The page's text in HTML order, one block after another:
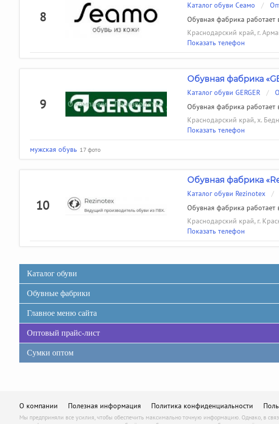
8
Каталог обуви Сеамо /
Обувная фабрика работает
Краснодарский край, г.
Показать телефон
9
Обувная фабрика
Каталог обуви GERGER /
Обувная фабрика работает
Краснодарский край, х.
Показать телефон
мужская обувь 17 фото
10
Обувная фабрика
Каталог обуви Rezinotex /
Обувная фабрика работает
Краснодарский край, г.
Показать телефон
Каталог обуви
Обувные фабрики
Главное меню сайта
Оптовый прайс-лист
Сумки оптом
О компании Полезная информация Политика конфиденциальности
Мы предприняли все усилия, чтобы обеспечить максимально точную информацию. Однако, в